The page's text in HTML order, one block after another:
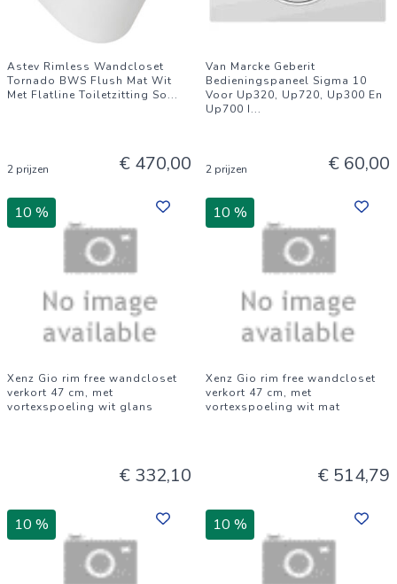
Astev Rimless Wandcloset
Tornado BWS Flush Mat Wit
Met Flatline Toiletzitting So...
2 prijzen € 470,00
Van Marcke Geberit
Bedieningspaneel Sigma 10
Voor Up320, Up720, Up300 En
Up700 I...
2 prijzen € 60,00
10 %
Xenz Gio rim free wandcloset
verkort 47 cm, met
vortexspoeling wit glans
€ 332,10
10 %
Xenz Gio rim free wandcloset
verkort 47 cm, met
vortexspoeling wit mat
€ 514,79
10 % 10 %